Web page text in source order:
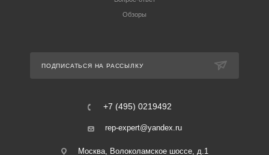
Обзоры
ПОДПИСАТЬСЯ НА РАССЫЛКУ
+7 (495) 0219492
rep-expert@yandex.ru
Москва, Волоколамское шоссе, д.1